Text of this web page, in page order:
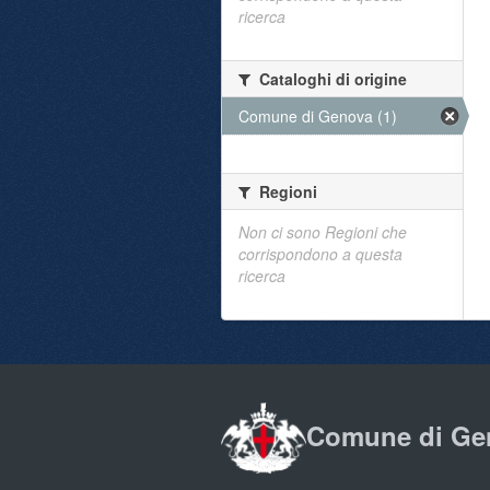
ricerca
Cataloghi di origine
Comune di Genova (1)
Regioni
Non ci sono Regioni che
corrispondono a questa
ricerca
Comune di